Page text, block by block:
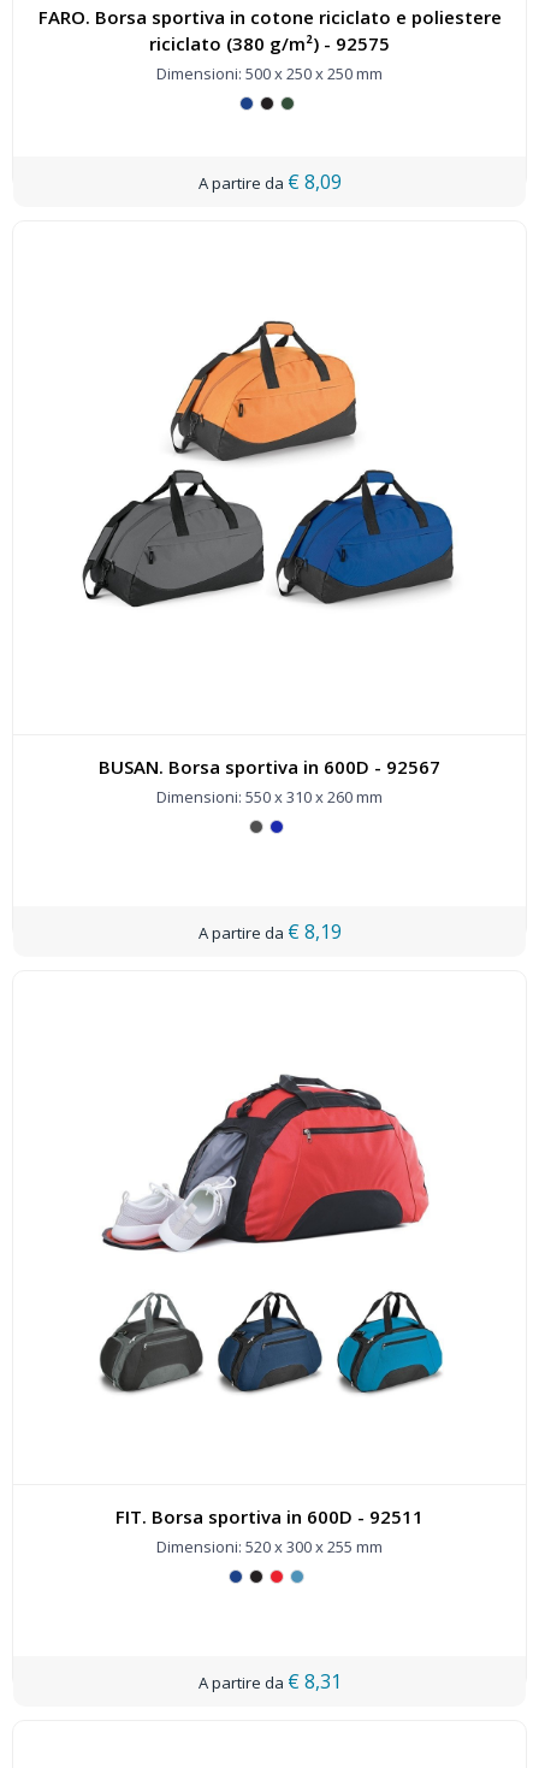
FARO. Borsa sportiva in cotone riciclato e poliestere
riciclato (380 g/m²) - 92575
Dimensioni: 500 x 250 x 250 mm
€ 8,09
BUSAN. Borsa sportiva in 600D - 92567
Dimensioni: 550 x 310 x 260 mm
€ 8,19
FIT. Borsa sportiva in 600D - 92511
Dimensioni: 520 x 300 x 255 mm
€ 8,31